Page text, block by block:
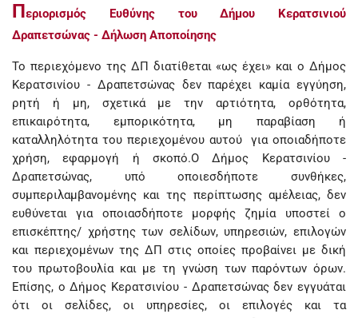
Περιορισμός Ευθύνης του Δήμου Κερατσινιού
Δραπετσώνας - Δήλωση Αποποίησης
Το περιεχόμενο της ΔΠ διατίθεται «ως έχει» και ο Δήμος
Κερατσινίου - Δραπετσώνας δεν παρέχει καμία εγγύηση,
ρητή ή μη, σχετικά με την αρτιότητα, ορθότητα,
επικαιρότητα, εμπορικότητα, μη παραβίαση ή
καταλληλότητα του περιεχομένου αυτού για οποιαδήποτε
χρήση, εφαρμογή ή σκοπό.Ο Δήμος Κερατσινίου -
Δραπετσώνας, υπό οποιεσδήποτε συνθήκες,
συμπεριλαμβανομένης και της περίπτωσης αμέλειας, δεν
ευθύνεται για οποιασδήποτε μορφής ζημία υποστεί ο
επισκέπτης/ χρήστης των σελίδων, υπηρεσιών, επιλογών
και περιεχομένων της ΔΠ στις οποίες προβαίνει με δική
του πρωτοβουλία και με τη γνώση των παρόντων όρων.
Επίσης, ο Δήμος Κερατσινίου - Δραπετσώνας δεν εγγυάται
ότι οι σελίδες, οι υπηρεσίες, οι επιλογές και τα